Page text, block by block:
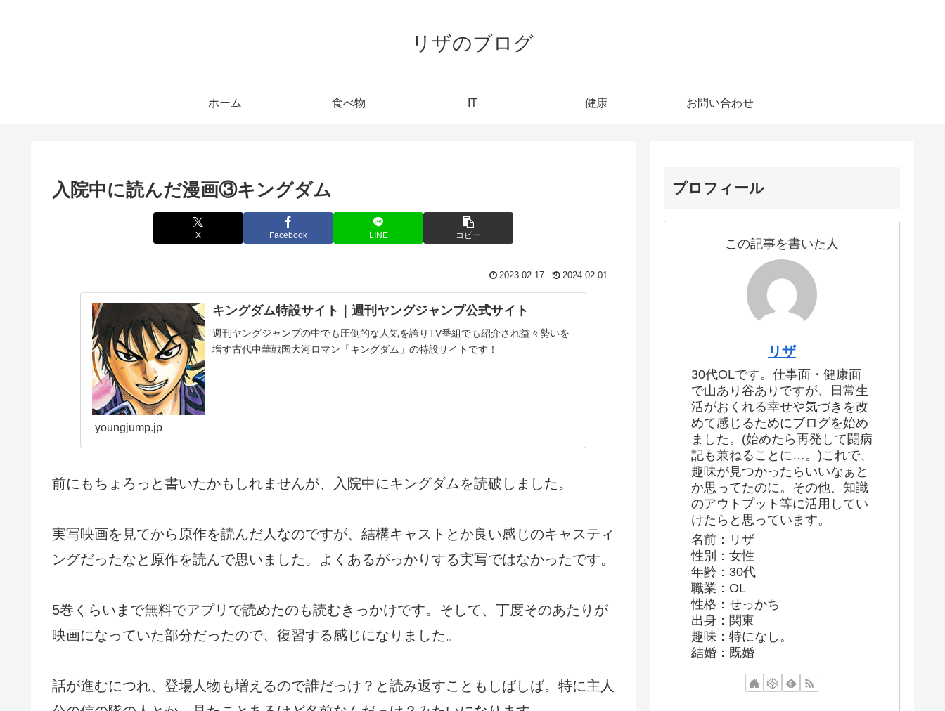
リザのブログ
ホーム 食べ物 IT 健康 お問い合わせ
入院中に読んだ漫画③キングダム
X Facebook LINE コピー
2023.02.17 2024.02.01
キングダム特設サイト｜週刊ヤングジャンプ公式サイト
週刊ヤングジャンプの中でも圧倒的な人気を誇りTV番組でも紹介され益々勢いを
増す古代中華戦国大河ロマン「キングダム」の特設サイトです！
youngjump.jp
前にもちょろっと書いたかもしれませんが、入院中にキングダムを読破しました。
実写映画を見てから原作を読んだ人なのですが、結構キャストとか良い感じのキャスティ
ングだったなと原作を読んで思いました。よくあるがっかりする実写ではなかったです。
5巻くらいまで無料でアプリで読めたのも読むきっかけです。そして、丁度そのあたりが
映画になっていた部分だったので、復習する感じになりました。
話が進むにつれ、登場人物も増えるので誰だっけ？と読み返すこともしばしば。特に主人
プロフィール
この記事を書いた人
リザ
30代OLです。仕事面・健康面
で山あり谷ありですが、日常生
活がおくれる幸せや気づきを改
めて感じるためにブログを始め
ました。(始めたら再発して闘病
記も兼ねることに…。)これで、
趣味が見つかったらいいなぁと
か思ってたのに。その他、知識
のアウトプット等に活用してい
けたらと思っています。
名前：リザ
性別：女性
年齢：30代
職業：OL
性格：せっかち
出身：関東
趣味：特になし。
結婚：既婚